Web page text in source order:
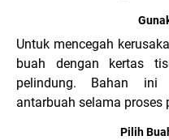
Untuk mencegah
buah dengan kertas
pelindung. Bahan ini
antarbuah selama proses
Pilih